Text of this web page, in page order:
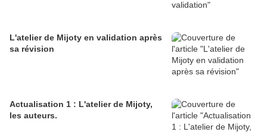
L'atelier de Mijoty en validation après
sa révision
Actualisation 1 : L'atelier de Mijoty,
les auteurs.